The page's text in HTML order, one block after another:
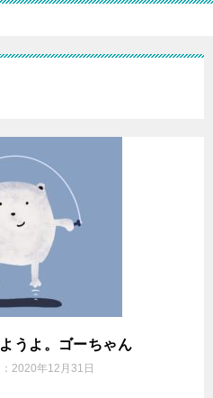
うよ。ゴーちゃん
2020年12月31日